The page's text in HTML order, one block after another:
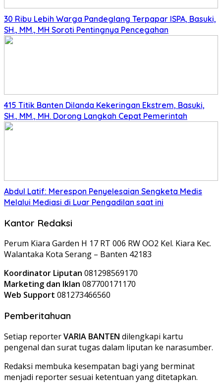
30 Ribu Lebih Warga Pandeglang Terpapar ISPA, Basuki,
SH., MM., MH Soroti Pentingnya Pencegahan
415 Titik Banten Dilanda Kekeringan Ekstrem, Basuki,
SH., MM., MH. Dorong Langkah Cepat Pemerintah
Abdul Latif: Merespon Penyelesaian Sengketa Medis
Melalui Mediasi di Luar Pengadilan saat ini
Kantor Redaksi
Perum Kiara Garden H 17 RT 006 RW OO2 Kel. Kiara Kec.
Walantaka Kota Serang – Banten 42183
Koordinator Liputan 081298569170
Marketing dan Iklan 087700171170
Web Support 081273466560
Pemberitahuan
Setiap reporterVARIA BANTEN dilengkapi kartu
pengenal dan surat tugas dalam liputan ke narasumber.
Redaksi membuka kesempatan bagi yang berminat
menjadi reporter sesuai ketentuan yang ditetapkan.